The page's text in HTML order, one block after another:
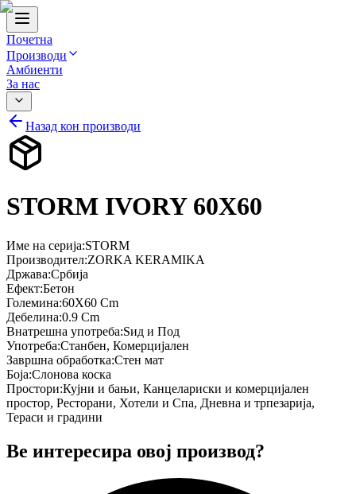
Почетна
Производи
Амбиенти
За нас
Назад кон производи
STORM IVORY 60X60
Име на серија:STORM
Производител:ZORKA KERAMIKA
Држава:Србија
Ефект:Бетон
Големина:60X60 Cm
Дебелина:0.9 Cm
Внатрешна употреба:Ѕид и Под
Употреба:Станбен, Комерцијален
Завршна обработка:Стен мат
Боја:Слонова коска
Простори:Кујни и бањи, Канцелариски и комерцијален
простор, Ресторани, Хотели и Спа, Дневна и трпезарија,
Тераси и градини
Ве интересира овој производ?